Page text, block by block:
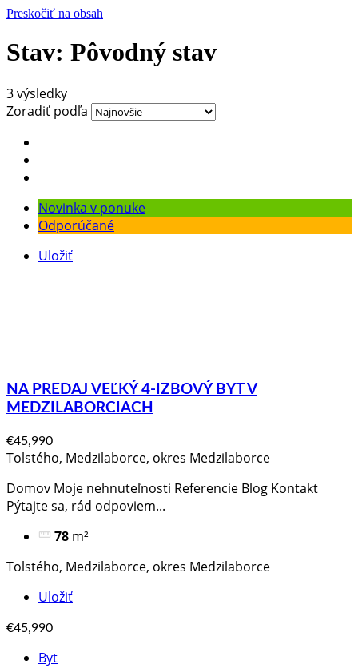
Preskočiť na obsah
Stav: Pôvodný stav
3 výsledky
Zoradiť podľa
Novinka v ponuke
Odporúčané
Uložiť
NA PREDAJ VEĽKÝ 4-IZBOVÝ BYT V
MEDZILABORCIACH
€45,990
Tolstého, Medzilaborce, okres Medzilaborce
Domov Moje nehnuteľnosti Referencie Blog Kontakt
Pýtajte sa, rád odpoviem​...
78 m²
Tolstého, Medzilaborce, okres Medzilaborce
Uložiť
€45,990
Byt